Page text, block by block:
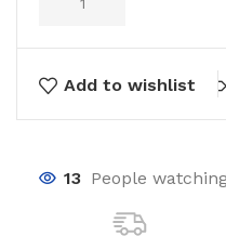
Add to wishlist
13 People